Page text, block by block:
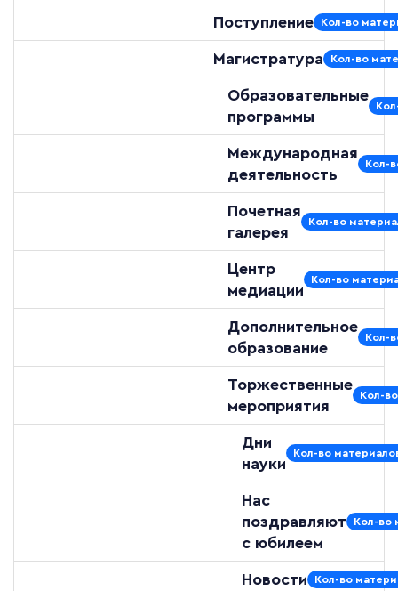
Поступление Кол-во
Магистратура Кол-во
Образовательные
программы
Международная
деятельность
Кол-
Почетная
галерея
Кол-во
Центр
медиации
Кол-во
Дополнительное
образование
Кол-
Торжественные
мероприятия
Кол-
Дни
науки
Кол-во
Нас
поздравляют
с юбилеем
Кол-во
Новости Кол-во